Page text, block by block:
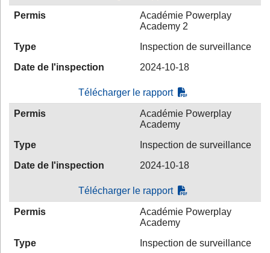
Permis
Académie Powerplay
Academy 2
Type
Inspection de surveillance
Date de l'inspection
2024-10-18
Télécharger le rapport
Permis
Académie Powerplay
Academy
Type
Inspection de surveillance
Date de l'inspection
2024-10-18
Télécharger le rapport
Permis
Académie Powerplay
Academy
Type
Inspection de surveillance